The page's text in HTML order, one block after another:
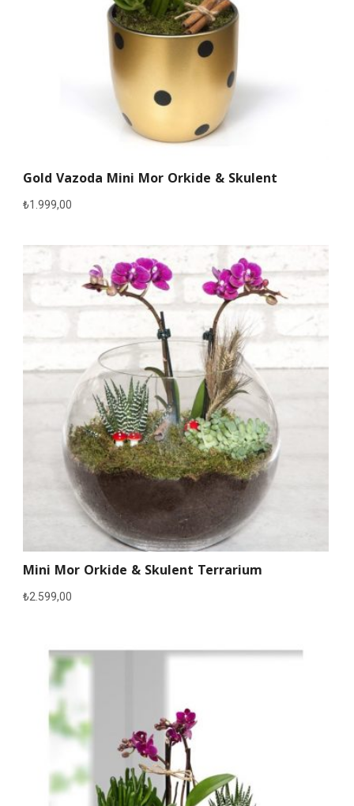
Gold Vazoda Mini Mor Orkide & Skulent
₺1.999,00
Mini Mor Orkide & Skulent Terrarium
₺2.599,00